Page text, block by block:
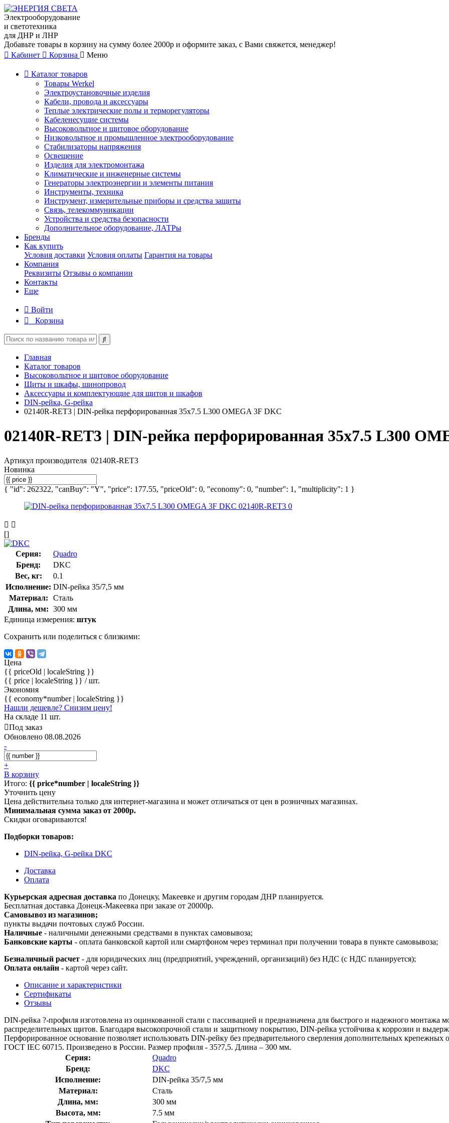
Электрооборудование
и светотехника
для ДНР и ЛНР
Добавьте товары в корзину на сумму более 2000р и оформите заказ, с Вами свяжется, менеджер!
Кабинет
Корзина Меню
Каталог товаров
Товары Werkel
Электроустановочные изделия
Кабели, провода и аксессуары
Теплые электрические полы и терморегуляторы
Кабеленесущие системы
Высоковольтное и щитовое оборудование
Низковольтное и промышленное электрооборудование
Стабилизаторы напряжения
Освещение
Изделия для электромонтажа
Климатические и инженерные системы
Генераторы электроэнергии и элементы питания
Инструменты, техника
Инструмент, измерительные приборы и средства защиты
Связь, телекоммуникации
Устройства и средства безопасности
Дополнительное оборудование, ЛАТРы
Бренды
Как купить
Условия доставки Условия оплаты Гарантия на товары
Компания
Реквизиты Отзывы о компании
Контакты
Еще
Войти
Корзина
Главная
Каталог товаров
Высоковольтное и щитовое оборудование
Щиты и шкафы, шинопровод
Аксессуары и комплектующие для щитов и шкафов
DIN-рейка, G-рейка
02140R-RET3 | DIN-рейка перфорированная 35х7.5 L300 OMEGA 3F DKC
02140R-RET3 | DIN-рейка перфорированная 35х7.5 L300
Артикул производителя 02140R-RET3
Новинка
{ "id": 262322, "canBuy": "Y", "price": 177.55, "priceOld": 0, "economy": 0, "number": 1, "multiplicity": 1 }
[]
Серия:
Quadro
Бренд:
DKC
Вес, кг:
0.1
Исполнение: DIN-рейка 35/7,5 мм
Материал:
Сталь
Длина, мм: 300 мм
Единица измерения: штук
Сохранить или поделиться с близкими:
Цена
{{ priceOld | localeString }}
{{ price | localeString }} / шт.
Экономия
{{ economy*number | localeString }}
Нашли дешевле? Снизим цену!
На складе 11 шт.
Под заказ
Обновлено 08.08.2026
-
+
В корзину
Итого: {{ price*number | localeString }}
Уточнить цену
Цена действительна только для интернет-магазина и может отличаться от цен в розничных магазинах.
Минимальная сумма заказ от 2000р.
Скидки оговариваются!
Подборки товаров:
DIN-рейка, G-рейка DKC
Доставка
Оплата
Курьерская адресная доставка по Донецку, Макеевке и другим городам ДНР планируется.
Бесплатная доставка Донецк-Макеевка при заказе от 20000р.
Самовывоз из магазинов;
пункты выдачи почтовых служб России.
Наличные - наличными денежными средствами в пунктах самовывоза;
Банковские карты - оплата банковской картой или смартфоном через терминал при получении товара в пункте самовывоза;
Безналичный расчет - для юридических лиц (предприятий, учреждений, организаций) без НДС (с НДС планируется);
Оплата онлайн - картой через сайт.
Описание и характеристики
Сертификаты
Отзывы
DIN-рейка ?-профиля изготовлена из оцинкованной стали с пассивацией и предназначена для быстрого и надежного монтажа
распределительных щитов. Благодаря высокопрочной стали и защитному покрытию, DIN-рейка устойчива к коррозии и
Перфорированное основание позволяет использовать DIN-рейку без предварительного сверления дополнительных крепежных
ГОСТ IEC 60715. Произведено в России. Размер профиля - 35?7,5. Длина – 300 мм.
Серия:
Quadro
Бренд:
DKC
Исполнение:
DIN-рейка 35/7,5 мм
Материал:
Сталь
Длина, мм:
300 мм
Высота, мм:
7.5 мм